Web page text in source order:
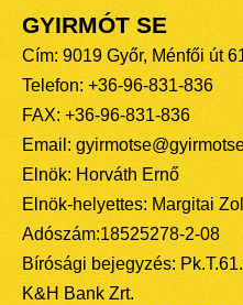
GYIRMÓT SE
Cím: 9019 Győr, Ménfői út
Telefon: +36-96-831-836
FAX: +36-96-831-836
Email:
Elnök: Horváth Ernő
Elnök-helyettes: Margitai
Adószám:18525278-2-08
Bírósági bejegyzés:
K&H Bank Zrt.